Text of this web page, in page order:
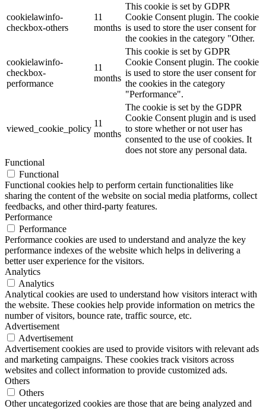
cookielawinfo-
checkbox-others
11
months
This cookie is set by GDPR
Cookie Consent plugin. The cookie
is used to store the user consent for
the cookies in the category "Other.
cookielawinfo-
checkbox-
performance
11
months
This cookie is set by GDPR
Cookie Consent plugin. The cookie
is used to store the user consent for
the cookies in the category
"Performance".
viewed_cookie_policy
11
months
The cookie is set by the GDPR
Cookie Consent plugin and is used
to store whether or not user has
consented to the use of cookies. It
does not store any personal data.
Functional
Functional
Functional cookies help to perform certain functionalities like
sharing the content of the website on social media platforms, collect
feedbacks, and other third-party features.
Performance
Performance
Performance cookies are used to understand and analyze the key
performance indexes of the website which helps in delivering a
better user experience for the visitors.
Analytics
Analytics
Analytical cookies are used to understand how visitors interact with
the website. These cookies help provide information on metrics the
number of visitors, bounce rate, traffic source, etc.
Advertisement
Advertisement
Advertisement cookies are used to provide visitors with relevant ads
and marketing campaigns. These cookies track visitors across
websites and collect information to provide customized ads.
Others
Others
Other uncategorized cookies are those that are being analyzed and